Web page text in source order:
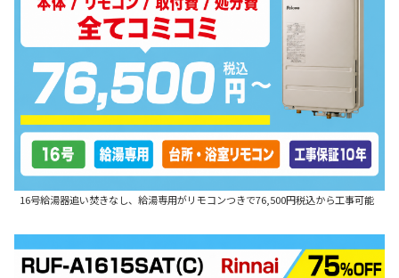
16号給湯器追い焚きなし、給湯専用がリモコンつきで76,500円税込から工事可能